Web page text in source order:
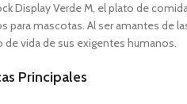
Display Verde M, el plato de
para mascotas. Al ser amantes de
de vida de sus exigentes humanos.
Principales